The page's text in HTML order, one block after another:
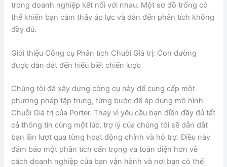
trong doanh nghiệp kết nối với nhau. Một sơ đồ trống có
thể khiến bạn cảm thấy áp lực và dẫn đến phân tích không
đầy đủ.
Giới thiệu Công cụ Phân tích Chuỗi Giá trị: Con đường
được dẫn dắt đến hiểu biết chiến lược
Chúng tôi đã xây dựng công cụ này để cung cấp một
phương pháp tập trung, từng bước để áp dụng mô hình
Chuỗi Giá trị của Porter. Thay vì yêu cầu bạn điền đầy đủ tất
cả thông tin cùng một lúc, trợ lý của chúng tôi sẽ dẫn dắt
bạn lần lượt qua từng hoạt động chính và hỗ trợ. Điều này
đảm bảo một phân tích cẩn trọng và toàn diện hơn về
cách doanh nghiệp của bạn vận hành và nơi bạn có thể